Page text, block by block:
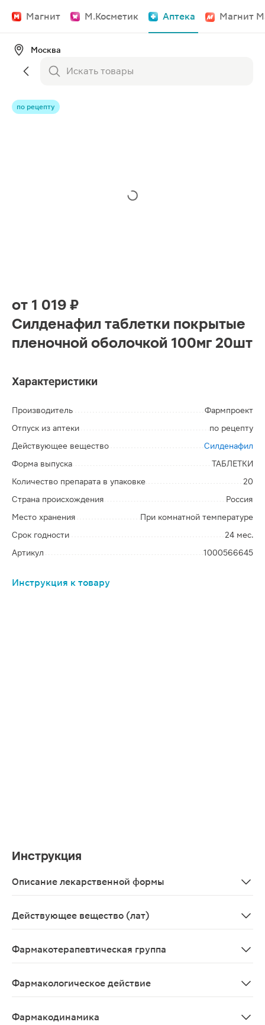
Магнит М.Косметик Аптека Магнит
Москва
по рецепту
от 1 019 ₽
Силденафил таблетки покрытые
пленочной оболочкой 100мг 20шт
Характеристики
Производитель
Фармпроект
Отпуск из аптеки
по рецепту
Действующее вещество
Силденафил
Форма выпуска
ТАБЛЕТКИ
Количество препарата в упаковке
20
Страна происхождения
Россия
Место хранения
При комнатной температуре
Срок годности
24 мес.
Артикул
1000566645
Инструкция к товару
Инструкция
Описание лекарственной формы
Действующее вещество (лат)
Фармакотерапевтическая группа
Фармакологическое действие
Фармакодинамика